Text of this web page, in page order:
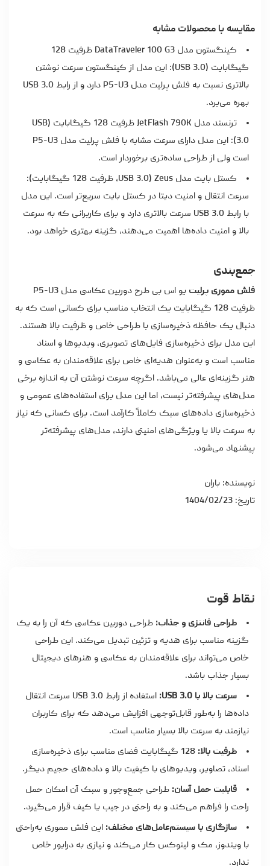
مقایسه با محصولات مشابه
کینگستون مدل DataTraveler 100 G3 ظرفیت 128
گیگابایت (USB 3.0): این مدل از کینگستون سرعت نوشتن
بالاتری نسبت به فلش پرلیت مدل P5-U3 دارد و از رابط USB 3.0
بهره می‌برد.
ترنسند مدل JetFlash 790K ظرفیت 128 گیگابایت (USB
3.0): این مدل دارای سرعت مشابه با فلش پرلیت مدل P5-U3
است ولی از طراحی ساده‌تری برخوردار است.
کستل بایت مدل Zeus (USB 3.0، ظرفیت 128 گیگابایت):
سرعت انتقال و امنیت دیتا در کستل بایت سریع‌تر است. این مدل
با رابط USB 3.0 سرعت بالاتری دارد و برای کاربرانی که به سرعت
بالا و امنیت داده‌ها اهمیت می‌دهند، گزینه بهتری خواهد بود.
جمع‌بندی
فلش مموری پرلیت
یو اس بی طرح دوربین عکاسی مدل P5-U3
ظرفیت 128 گیگابایت یک انتخاب مناسب برای کسانی است که به
دنبال یک حافظه ذخیره‌سازی با طراحی خاص و ظرفیت بالا هستند.
این مدل برای ذخیره‌سازی فایل‌های تصویری، ویدیوها و اسناد
مناسب است و به‌عنوان هدیه‌ای خاص برای علاقه‌مندان به عکاسی و
هنر گزینه‌ای عالی می‌باشد. اگرچه سرعت نوشتن آن به اندازه برخی
مدل‌های پیشرفته‌تر نیست، اما این مدل برای استفاده‌های عمومی و
ذخیره‌سازی داده‌های سبک کاملاً کارآمد است. برای کسانی که نیاز
به سرعت بالا یا ویژگی‌های امنیتی دارند، مدل‌های پیشرفته‌تر
پیشنهاد می‌شود.
نویسنده: باران
تاریخ: 1404/02/23
نقاط قوت
طراحی فانتزی و جذاب: طراحی دوربین عکاسی که آن را به یک
گزینه مناسب برای هدیه و تزئین تبدیل می‌کند. این طراحی
خاص می‌تواند برای علاقه‌مندان به عکاسی و هنرهای دیجیتال
بسیار جذاب باشد.
سرعت بالا با USB 3.0:
استفاده از رابط USB 3.0 سرعت انتقال
داده‌ها را به‌طور قابل‌توجهی افزایش می‌دهد که برای کاربران
نیازمند به سرعت بالا بسیار مناسب است.
ظرفیت بالا:
128 گیگابایت فضای مناسب برای ذخیره‌سازی
اسناد، تصاویر، ویدیوهای با کیفیت بالا و داده‌های حجیم دیگر.
قابلیت حمل آسان: طراحی جمع‌وجور و سبک آن امکان حمل
راحت را فراهم می‌کند و به راحتی در جیب یا کیف قرار می‌گیرد.
سازگاری با سیستم‌عامل‌های مختلف: این فلش مموری به‌راحتی
با ویندوز، مک و لینوکس کار می‌کند و نیازی به درایور خاص
ندارد.